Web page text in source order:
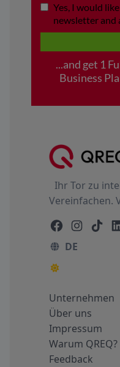
Ihr Tor zu
Vereinfachen.
DE
Unternehmen
Über uns
Impressum
Warum QREQ?
Feedback